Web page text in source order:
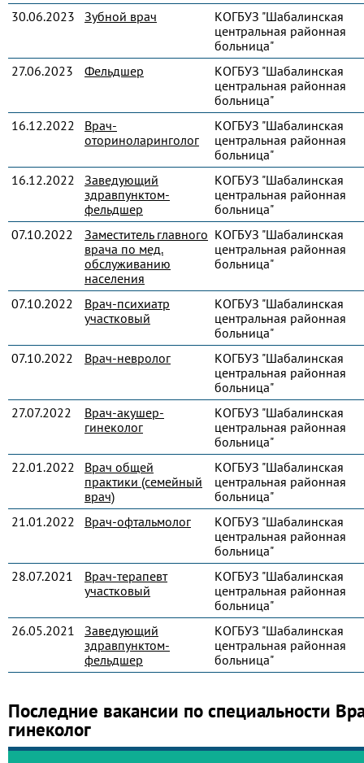
30.06.2023
Зубной врач
КОГБУЗ "Шабалинская
центральная районная
больница"
27.06.2023
Фельдшер
КОГБУЗ "Шабалинская
центральная районная
больница"
16.12.2022
Врач-
оториноларинголог
КОГБУЗ "Шабалинская
центральная районная
больница"
16.12.2022
Заведующий
здравпунктом-
фельдшер
КОГБУЗ "Шабалинская
центральная районная
больница"
07.10.2022
Заместитель главного
врача по мед.
обслуживанию
населения
КОГБУЗ "Шабалинская
центральная районная
больница"
07.10.2022
Врач-психиатр
участковый
КОГБУЗ "Шабалинская
центральная районная
больница"
07.10.2022
Врач-невролог
КОГБУЗ "Шабалинская
центральная районная
больница"
27.07.2022
Врач-акушер-
гинеколог
КОГБУЗ "Шабалинская
центральная районная
больница"
22.01.2022
Врач общей
практики (семейный
врач)
КОГБУЗ "Шабалинская
центральная районная
больница"
21.01.2022
Врач-офтальмолог
КОГБУЗ "Шабалинская
центральная районная
больница"
28.07.2021
Врач-терапевт
участковый
КОГБУЗ "Шабалинская
центральная районная
больница"
26.05.2021
Заведующий
здравпунктом-
фельдшер
КОГБУЗ "Шабалинская
центральная районная
больница"
Последние вакансии по специальности
гинеколог